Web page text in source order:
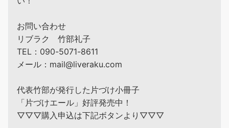
お問い合わせ
リブラク 竹部礼子
TEL：090-5071-8611
メール：mail@liveraku.com
代表竹部が発行した片づけ小冊子
「片づけエール」好評発売中！
▽▽▽購入申込は下記ボタンより▽▽▽